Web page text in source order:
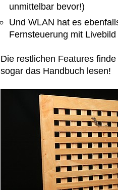
unmittelbar bevor!)
Und WLAN hat es
Fernsteuerung mit
Die restlichen Features
sogar das Handbuch lesen!